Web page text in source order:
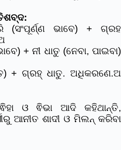
ଭାବେ) + ଗ୍ରହ
+ ନୀ ଧାତୁ (ନେବା, ପାଇବା)
+ ଗ୍ରହ୍ ଧାତୁ. ଅଧିକରଣେ.ଅ
ଓ ଵିଭା ଆଦି କହିଥାନ୍ତି,
ଆନୀତ ଶାଦୀ ଓ ମିଲନ୍ କରିବା